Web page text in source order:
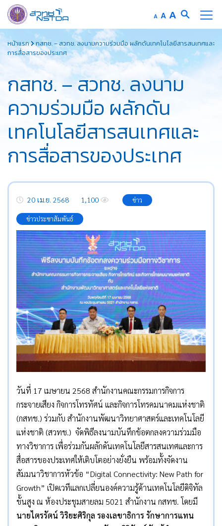
to
content
A Decrease
font
size.
AReset
font
size.
A Increase
font
size.
หน้าแรก
กสทช. – สวทช. ลงนามความร่วมมือ ผลักดันเทคโนโลยีสารสนเทศและ
การสื่อสารของประเทศ
กสทช. – สวทช. ลงนาม
ความร่วมมือ ผลักดัน
เทคโนโลยีสารสนเทศและ
การสื่อสารของประเทศ
20 เม.ย. 2568 1,100 ข่าว
ข่าวประชาสัมพันธ์
วันที่ 17 เมษายน 2568 สำนักงานคณะกรรมการกิจการ
กระจายเสียง กิจการโทรทัศน์ และกิจการโทรคมนาคมแห่งชาติ
(กสทช.) ร่วมกับ สำนักงานพัฒนาวิทยาศาสตร์และเทคโนโลยี
แห่งชาติ (สวทช.) จัดพิธีลงนามบันทึกข้อตกลงความร่วมมือ
ทางวิชาการ เพื่อร่วมกันผลักดันเทคโนโลยีสารสนเทศและการ
สื่อสารของประเทศให้เติบโตอย่างยั่งยืน พร้อมทั้งจัดงาน
สัมมนาวิชาการหัวข้อ “Digital Connectivity: New Path for
Growth” เปิดเวทีแลกเปลี่ยนองค์ความรู้ด้านเทคโนโลยีดิจิทัล
ขั้นสูง ณ ห้องประชุมสายลม 5021 สำนักงาน กสทช. โดยมี
นายไตรรัตน์ วิริยะศิริกุล รองเลขาธิการ รักษาการแทน